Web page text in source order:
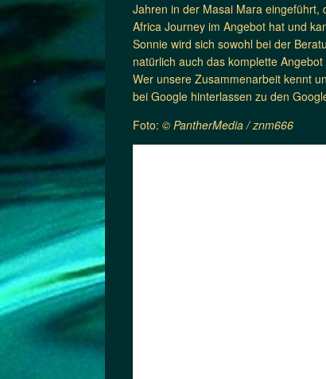
Jahren in der Masai Mara eingeführt,
Africa Journey im Angebot hat und
Sonnie wird sich sowohl bei der
natürlich auch das komplette
Wer unsere Zusammenarbeit kennt
bei Google hinterlassen zu den
Foto: © PantherMedia / znm666